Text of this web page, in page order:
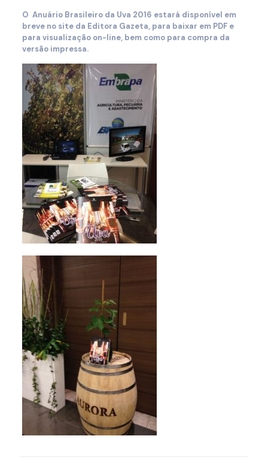
O Anuário Brasileiro da Uva 2016 estará disponível em
breve no site da Editora Gazeta, para baixar em PDF e
para visualização on-line, bem como para compra da
versão impressa.